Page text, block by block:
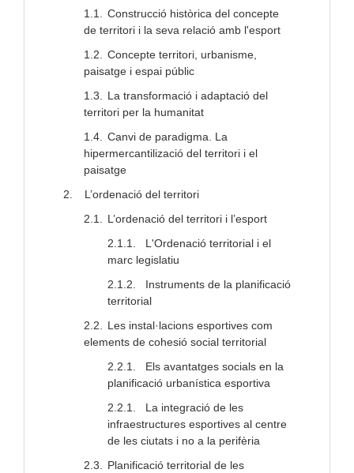
1.1. Construcció històrica del concepte
de territori i la seva relació amb l'esport
1.2. Concepte territori, urbanisme,
paisatge i espai públic
1.3. La transformació i adaptació del
territori per la humanitat
1.4. Canvi de paradigma. La
hipermercantilizació del territori i el
paisatge
2.
L’ordenació del territori
2.1. L’ordenació del territori i l’esport
2.1.1.
L'Ordenació territorial i el
marc legislatiu
2.1.2.
Instruments de la planificació
territorial
2.2. Les instal·lacions esportives com
elements de cohesió social territorial
2.2.1.
Els avantatges socials en la
planificació urbanística esportiva
2.2.1.
La integració de les
infraestructures esportives al centre
de les ciutats i no a la perifèria
2.3. Planificació territorial de les